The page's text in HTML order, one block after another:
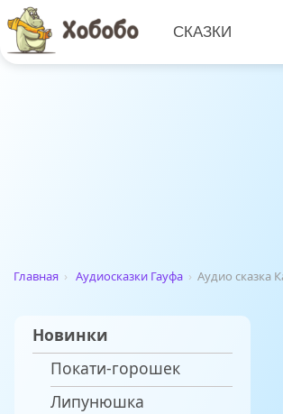
СКАЗКИ
Главная › Аудиосказки Гауфа › Аудио сказка
Новинки
Покати-горошек
Липунюшка